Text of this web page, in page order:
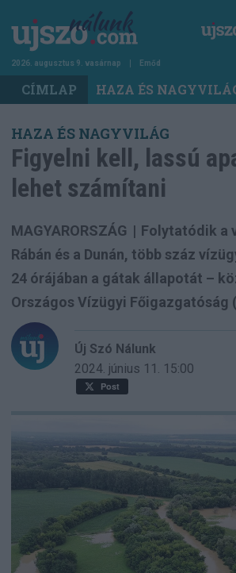
tartalomra
2026. augusztus 9. vasárnap Emőd
Main
navigation
CÍMLAP HAZA ÉS
HAZA ÉS NAGYVILÁG
Figyelni kell, lassú
lehet számítani
MAGYARORSZÁG | Folytatódik a
Rábán és a Dunán, több száz
24 órájában a gátak állapotát –
Országos Vízügyi Főigazgatóság
Új Szó Nálunk
2024. június 11. 15:00
Post